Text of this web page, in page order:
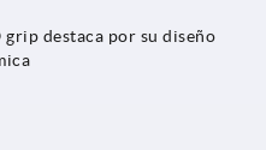
destaca por su diseño